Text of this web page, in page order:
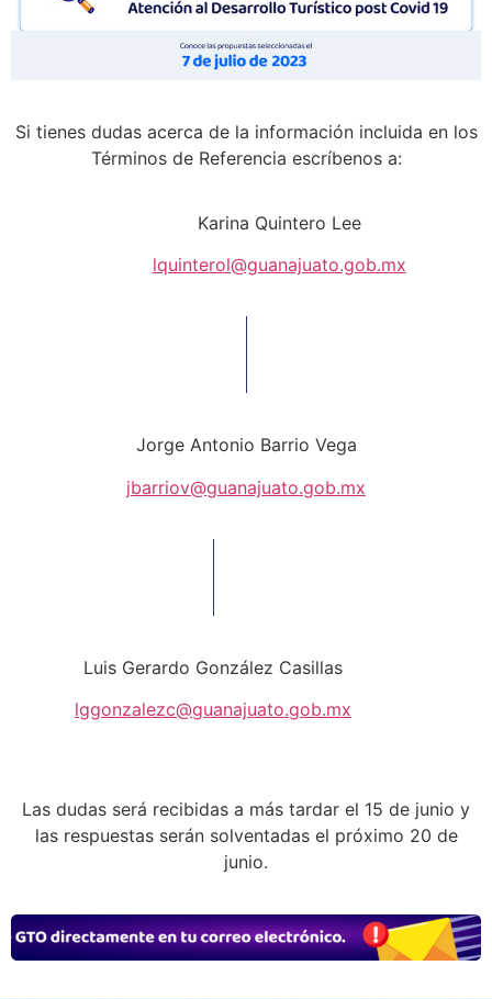
Si tienes dudas acerca de la información incluida en los
Términos de Referencia escríbenos a:
Karina Quintero Lee
lquinterol@guanajuato.gob.mx
Jorge Antonio Barrio Vega
jbarriov@guanajuato.gob.mx
Luis Gerardo González Casillas
lggonzalezc@guanajuato.gob.mx
Las dudas será recibidas a más tardar el 15 de junio y
las respuestas serán solventadas el próximo 20 de
junio.